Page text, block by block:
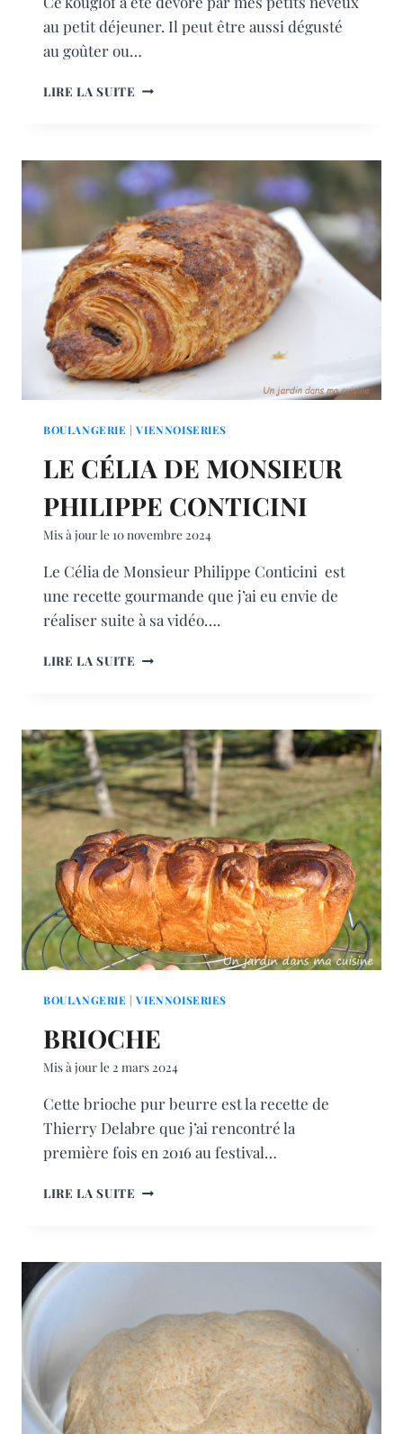
au petit déjeuner. Il peut être aussi dégusté
au goûter ou…
LIRE LA SUITE KOUGLOF
BOULANGERIE |VIENNOISERIES
LE CÉLIA DE MONSIEUR
PHILIPPE CONTICINI
Mis à jour le 10 novembre 2024
Le Célia de Monsieur Philippe Conticini est
une recette gourmande que j’ai eu envie de
réaliser suite à sa vidéo….
LIRE LA SUITE LE
PHILIPPE
CONTICINI
BOULANGERIE |VIENNOISERIES
BRIOCHE
Mis à jour le 2 mars 2024
Cette brioche pur beurre est la recette de
Thierry Delabre que j’ai rencontré la
première fois en 2016 au festival…
LIRE LA SUITE BRIOCHE